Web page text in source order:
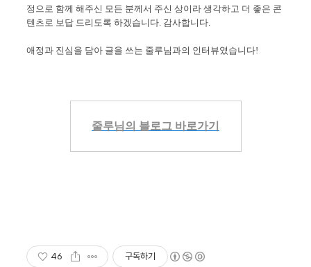
정으로 함께 해주신 모든 분께서 주신 상이라 생각하고 더 좋은 콘
텐츠로 보답 드리도록 하겠습니다 감사합니다
애정과 진심을 담아 글을 쓰는 줄루님과의 인터뷰였습니다!
줄루님의 블로그 바로가기
46 구독하기